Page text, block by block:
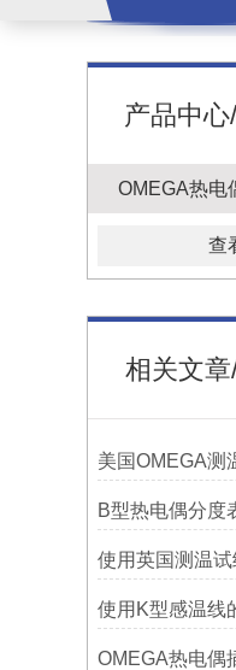
产品中
查
相关文
B型热电偶分度
使用K型感温线